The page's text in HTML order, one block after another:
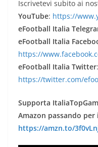
Iscrivetevi subito ai
YouTube: https://
eFootball Italia
eFootball Italia
https://
eFootball Italia Twitter:
https://twitter.com/
Supporta
Amazon passando
https://amzn.to/